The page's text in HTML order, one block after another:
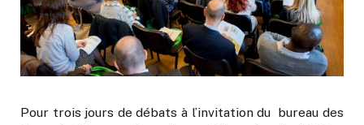
Pour trois jours de débats à l’invitation du bureau des